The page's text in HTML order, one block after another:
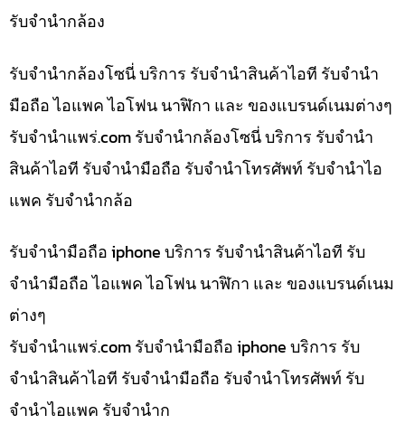
รับจำนำกล้อง
รับจำนำกล้องโซนี่ บริการ รับจำนำสินค้าไอที รับจำนำ
มือถือ ไอแพค ไอโฟน นาฬิกา และ ของแบรนด์เนมต่างๆ
รับจํานําแพร่.com รับจำนำกล้องโซนี่ บริการ รับจำนำ
สินค้าไอที รับจำนำมือถือ รับจำนำโทรศัพท์ รับจำนำไอ
แพค รับจำนำกล้อ
รับจำนำมือถือ iphone บริการ รับจำนำสินค้าไอที รับ
จำนำมือถือ ไอแพค ไอโฟน นาฬิกา และ ของแบรนด์เนม
ต่างๆ
รับจํานําแพร่.com รับจำนำมือถือ iphone บริการ รับ
จำนำสินค้าไอที รับจำนำมือถือ รับจำนำโทรศัพท์ รับ
จำนำไอแพค รับจำนำก